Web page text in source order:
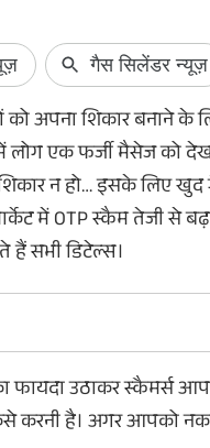
अपना शिकार बनाने के
लोग एक फर्जी मैसेज को
न हो… इसके लिए खुद
में OTP स्कैम तेजी से
सभी डिटेल्स।
फायदा उठाकर स्कैमर्स
करनी है। अगर आपको
ने SIR
करने की
को
Netflix Free:
सब्सक्रिप्शन मिल
Netflix अपने चुनिंदा
सब्सक्रिप्शन ऑफर
30 दिन या फिर 15
अगर आपने भी अभी तक
नहीं लिया है, तो यहां
डिटेल्स।